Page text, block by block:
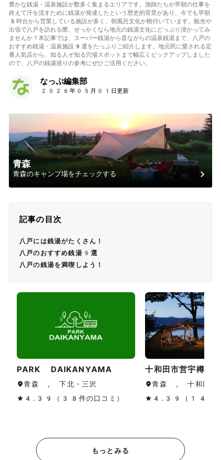
豊かな銭湯・温泉施設が数多く集まるエリアです。漁師たちが早朝の仕事を
終えて汗を流すために銭湯が発達したという歴史的背景があり、今でも早朝
5時台から営業している施設が多く、朝風呂文化が根付いています。観光や
出張で八戸を訪れる際、せっかくなら地元の銭湯文化にどっぷり浸かってみ
ませんか？本記事では、スーパー銭湯から昔ながらの温泉銭湯まで、八戸の
おすすめ銭湯・温泉施設9選をたっぷりご紹介します。地元民に愛される定
番人気店から、知る人ぞ知る穴場スポットまで幅広くピックアップしました
ので、八戸の銭湯巡りの参考にぜひご活用ください。
なっぷ編集部
2026年05月01日更新
青森
青森のキャンプ場をチェックする
記事の目次
八戸には銭湯がたくさん！
八戸のおすすめ銭湯9選
八戸の銭湯を満喫しよう！
PARK DAIKANYAMA
青森 , 下北・三沢
4.39（38件の口コミ）
十和田市営宇樽部
青森 , 十和田湖
4.39（149件
もっとみる